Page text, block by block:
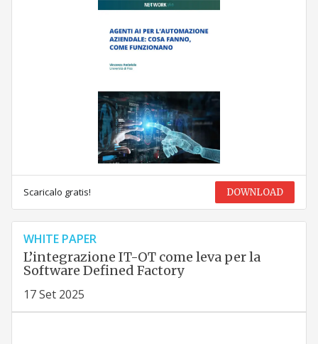
Scaricalo gratis! DOWNLOAD
WHITE PAPER
L’integrazione IT-OT come leva per la
Software Defined Factory
17 Set 2025